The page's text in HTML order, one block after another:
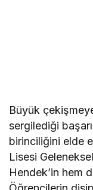
Büyük
sergilediği
birinciliğini elde
Lisesi
Hendek’in hem